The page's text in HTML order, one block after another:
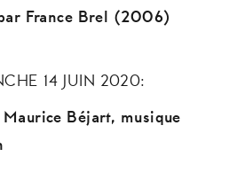
France Brel (2006)
14 JUIN 2020:
Maurice Béjart, musique